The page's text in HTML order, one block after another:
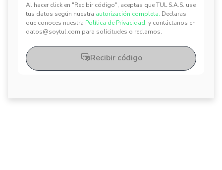
Al hacer click en "Recibir código", aceptas que TUL S.A.S. use
tus datos según nuestra autorización completa. Declaras
que conoces nuestra Política de Privacidad. y contáctanos en
datos@soytul.com para solicitudes o reclamos.
✕
✕
Recibir código